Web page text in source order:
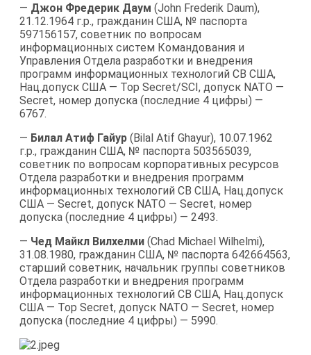
— Джон Фредерик Даум (John Frederik Daum),
21.12.1964 г.р., гражданин США, № паспорта
597156157, советник по вопросам
информационных систем Командования и
Управления Отдела разработки и внедрения
программ информационных технологий СВ США,
Нац.допуск США — Top Secret/SCI, допуск NATO —
Secret, номер допуска (последние 4 цифры) —
6767.
— Билал Атиф Гайур (Bilal Atif Ghayur), 10.07.1962
г.р., гражданин США, № паспорта 503565039,
советник по вопросам корпоративных ресурсов
Отдела разработки и внедрения программ
информационных технологий СВ США, Нац.допуск
США — Secret, допуск NATO — Secret, номер
допуска (последние 4 цифры) — 2493.
— Чед Майкл Вилхелми (Chad Michael Wilhelmi),
31.08.1980, гражданин США, № паспорта 642664563,
старший советник, начальник группы советников
Отдела разработки и внедрения программ
информационных технологий СВ США, Нац.допуск
США — Top Secret, допуск NATO — Secret, номер
допуска (последние 4 цифры) — 5990.